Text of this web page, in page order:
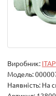
Виробник: ITAP
Модель:
Наявність: На